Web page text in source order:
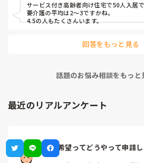
サービス付き高齢者向け住宅で50人入居で
要介護の平均は2〜3ですかね。
4.5の人もたくさんいます。
回答をもっと見る
話題のお悩み相談をもっと
最近のリアルアンケート
休み希望ってどうやって申請